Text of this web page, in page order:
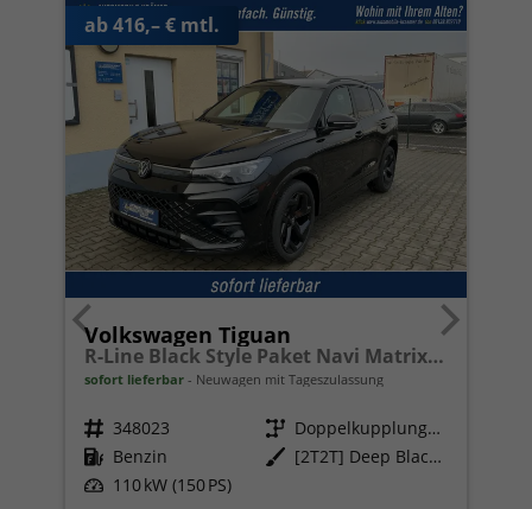
ab 416,– € mtl.
Volkswagen Tiguan
R-Line Black Style Paket Navi Matrix-LED ACC
sofort lieferbar Neuwagen mit Tageszulassung
Fahrzeugnr. 348023 Getriebe
Doppelkupplungsgetriebe (DSG)
Kraftstoff Benzin Außenfarbe
[2T2T] Deep Black Perleffekt
Leistung 110 kW (150 PS)